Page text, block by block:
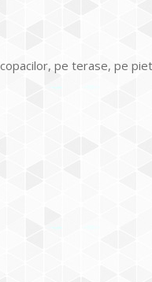
pe terase, pe